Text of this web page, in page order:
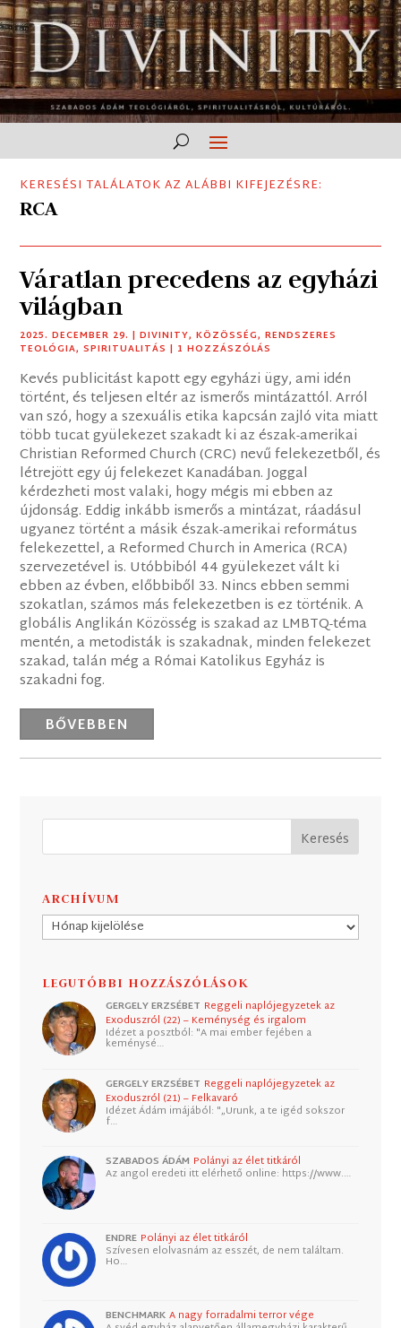
KERESÉSI TALÁLATOK AZ ALÁBBI KIFEJEZÉSRE:
RCA
Váratlan precedens az egyházi
világban
2025. DECEMBER 29. |DIVINITY,KÖZÖSSÉG,RENDSZERES
TEOLÓGIA,SPIRITUALITÁS | 1 HOZZÁSZÓLÁS
Kevés publicitást kapott egy egyházi ügy, ami idén
történt, és teljesen eltér az ismerős mintázattól. Arról
van szó, hogy a szexuális etika kapcsán zajló vita miatt
több tucat gyülekezet szakadt ki az észak-amerikai
Christian Reformed Church (CRC) nevű felekezetből, és
létrejött egy új felekezet Kanadában. Joggal
kérdezheti most valaki, hogy mégis mi ebben az
újdonság. Eddig inkább ismerős a mintázat, ráadásul
ugyanez történt a másik észak-amerikai református
felekezettel, a Reformed Church in America (RCA)
szervezetével is. Utóbbiból 44 gyülekezet vált ki
ebben az évben, előbbiből 33. Nincs ebben semmi
szokatlan, számos más felekezetben is ez történik. A
globális Anglikán Közösség is szakad az LMBTQ-téma
mentén, a metodisták is szakadnak, minden felekezet
szakad, talán még a Római Katolikus Egyház is
szakadni fog.
BŐVEBBEN
ARCHÍVUM
Archívum
LEGUTÓBBI HOZZÁSZÓLÁSOK
GERGELY ERZSÉBET Reggeli naplójegyzetek az
Exoduszról (22) – Keménység és irgalom
Idézet a posztból: "A mai ember fejében a
keménysé…
GERGELY ERZSÉBET Reggeli naplójegyzetek az
Exoduszról (21) – Felkavaró
Idézet Ádám imájából: "„Urunk, a te igéd sokszor
f…
SZABADOS ÁDÁM Polányi az élet titkáról
Az angol eredeti itt elérhető online: https://www.…
ENDRE Polányi az élet titkáról
Szívesen elolvasnám az esszét, de nem találtam.
Ho…
BENCHMARK A nagy forradalmi terror vége